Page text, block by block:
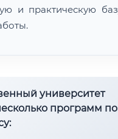
и практическую
университет
программ по